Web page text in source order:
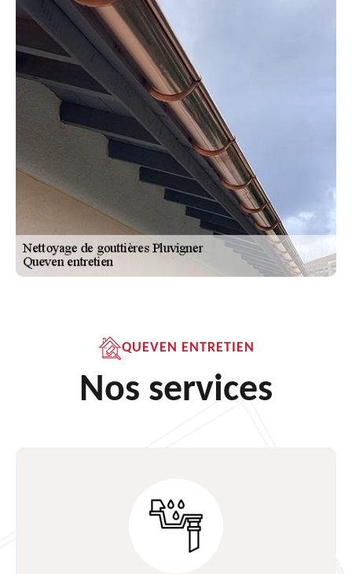
QUEVEN ENTRETIEN
Nos services